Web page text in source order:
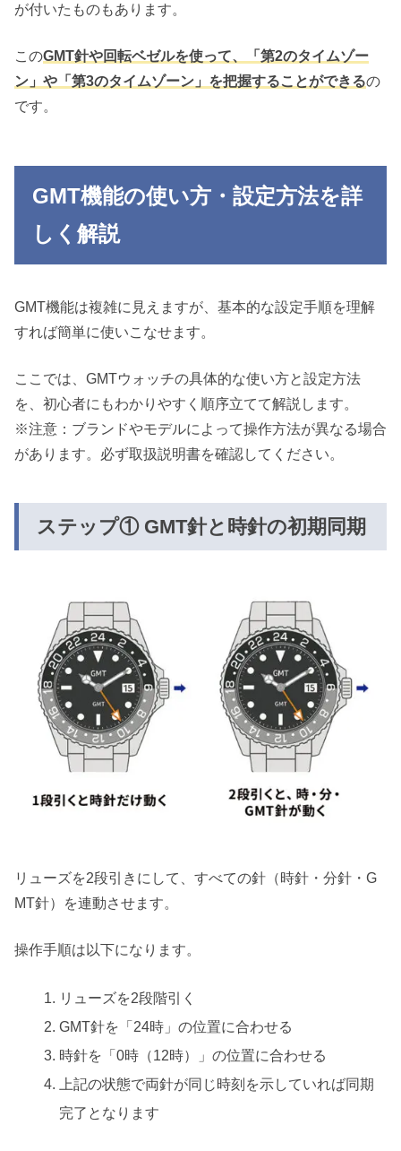
が付いたものもあります。
このGMT針や回転ベゼルを使って、「第2のタイムゾー
ン」や「第3のタイムゾーン」を把握することができるの
です。
GMT機能の使い方・設定方法を詳
しく解説
GMT機能は複雑に見えますが、基本的な設定手順を理解
すれば簡単に使いこなせます。
ここでは、GMTウォッチの具体的な使い方と設定方法
を、初心者にもわかりやすく順序立てて解説します。
※注意：ブランドやモデルによって操作方法が異なる場合
があります。必ず取扱説明書を確認してください。
ステップ① GMT針と時針の初期同期
リューズを2段引きにして、すべての針（時針・分針・G
MT針）を連動させます。
操作手順は以下になります。
リューズを2段階引く
GMT針を「24時」の位置に合わせる
時針を「0時（12時）」の位置に合わせる
上記の状態で両針が同じ時刻を示していれば同期
完了となります